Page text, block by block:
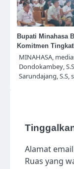
Bupati Minahasa
Komitmen
MINAHASA,
Dondokambey,
Sarundajang, S.S,
Alamat
Ruas yang